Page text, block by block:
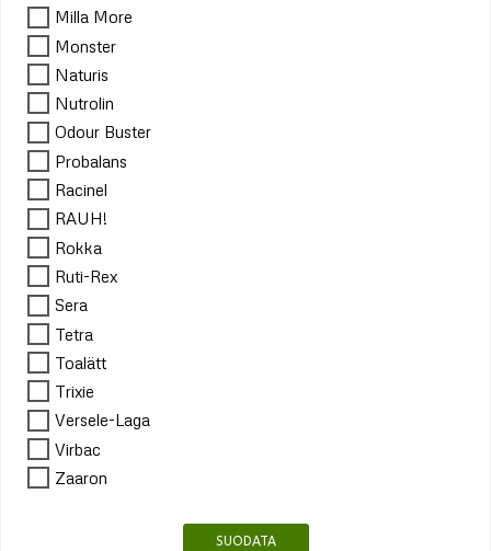
Milla More
Monster
Naturis
Nutrolin
Odour Buster
Probalans
Racinel
RAUH!
Rokka
Ruti-Rex
Sera
Tetra
Toalätt
Trixie
Versele-Laga
Virbac
Zaaron
SUODATA